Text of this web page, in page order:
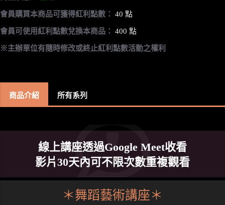
會員購買本商品可獲得紅利點數： 40 點
會員可使用紅利點數兌換本商品： 400 點
※主辦單位有隨時修改或終止紅利點數活動之權利
商品介紹 所有系列
線上講座透過Google Meet收看
影片30天內可不限次數重複觀看
＊舞蹈藝術講座＊